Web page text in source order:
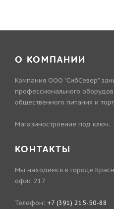
О КОМПАНИИ
Компания ООО "СибСевер"
профессионального
общественного питания и
Магазиностроение под ключ.
КОНТАКТЫ
Мы находимся в городе
офис 217
Телефон: +7 (391) 215-50-88